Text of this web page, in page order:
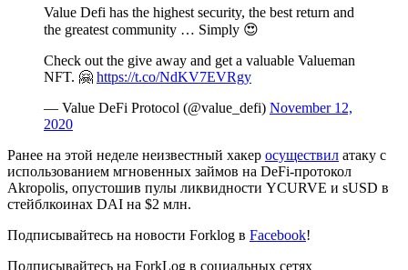
Value Defi has the highest security, the best return and
the greatest community … Simply 😍
Check out the give away and get a valuable Valueman
NFT. 🤗 https://t.co/NdKV7EVRgy
— Value DeFi Protocol (@value_defi) November 12,
2020
Ранее на этой неделе неизвестный хакер осуществил атаку с
использованием мгновенных займов на DeFi-протокол
Akropolis, опустошив пулы ликвидности YCURVE и sUSD в
стейблкоинах DAI на $2 млн.
Подписывайтесь на новости Forklog в Facebook!
Подписывайтесь на ForkLog в социальных сетях